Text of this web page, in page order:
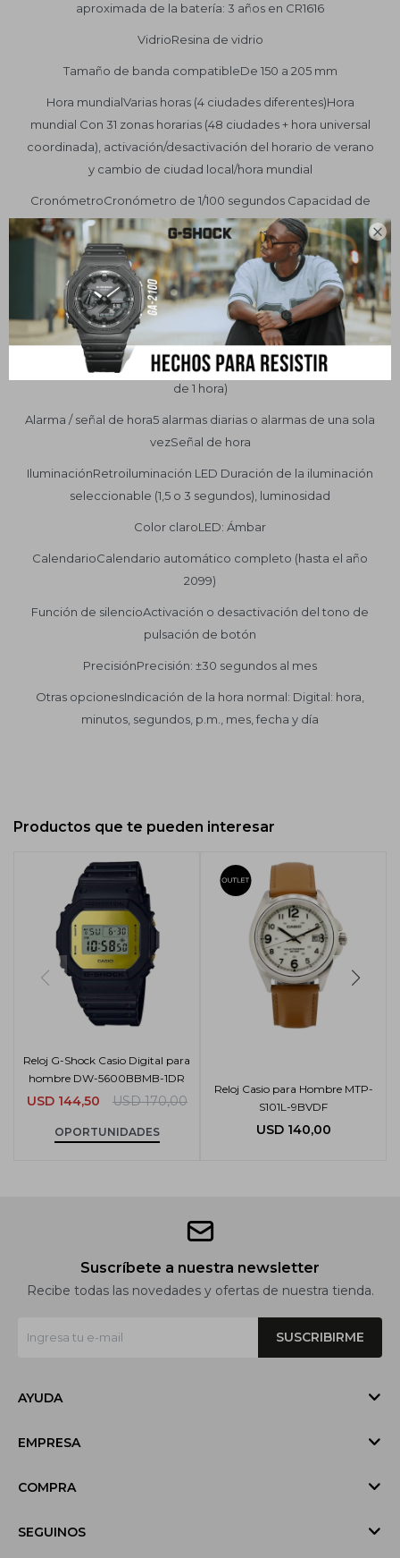

aproximada de la batería: 3 años en CR1616
VidrioResina de vidrio
Tamaño de banda compatibleDe 150 a 205 mm
Hora mundialVarias horas (4 ciudades diferentes)Hora
mundial Con 31 zonas horarias (48 ciudades + hora universal
coordinada), activación/desactivación del horario de verano
y cambio de ciudad local/hora mundial
CronómetroCronómetro de 1/100 segundos Capacidad de
medición: 23:59'59,99'' Modos de medición: Tiempo
transcurrido, fracción de tiempo y tiempo del primer y
segundo puesto
TemporizadorTemporizador de cuenta atrás Unidad de
medición: 1/10 segundos Rango de cuenta atrás: 24 horas
Rango de ajuste de la hora de inicio de la cuenta atrás: Entre 1
segundo y 24 horas (incrementos de 1 segundo, de 1 minuto y
de 1 hora)
Alarma / señal de hora5 alarmas diarias o alarmas de una sola
vezSeñal de hora
IluminaciónRetroiluminación LED Duración de la iluminación
seleccionable (1,5 o 3 segundos), luminosidad
Color claroLED: Ámbar
CalendarioCalendario automático completo (hasta el año
2099)
Función de silencioActivación o desactivación del tono de
pulsación de botón
PrecisiónPrecisión: ±30 segundos al mes
Otras opcionesIndicación de la hora normal: Digital: hora,
minutos, segundos, p.m., mes, fecha y día
Productos que te pueden interesar
Reloj G-Shock Casio Digital para
hombre DW-5600BBMB-1DR
USD 144,50 USD 170,00
OPORTUNIDADES
Reloj Casio para Hombre MTP-
S101L-9BVDF
USD 140,00
Suscríbete a nuestra newsletter
Recibe todas las novedades y ofertas de nuestra tienda.
SUSCRIBIRME
AYUDA
EMPRESA
COMPRA
SEGUINOS